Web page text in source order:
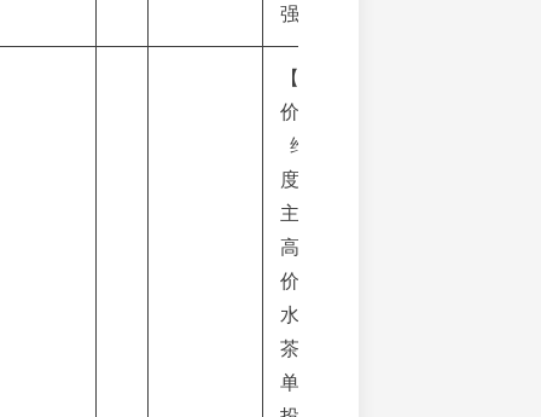
强。
【性
价比
维
度】
主打
高性
价比
水果
茶，
单店